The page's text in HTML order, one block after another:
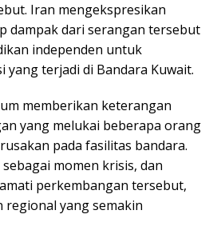
Iran mengekspresikan
dampak dari serangan tersebut
independen untuk
yang terjadi di Bandara Kuwait.
memberikan keterangan
yang melukai beberapa orang
pada fasilitas bandara.
momen krisis, dan
perkembangan tersebut,
yang semakin